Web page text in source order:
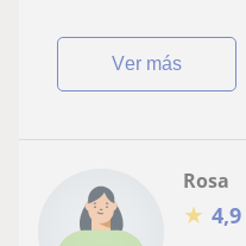
ver más
Rosa
★ 4,9